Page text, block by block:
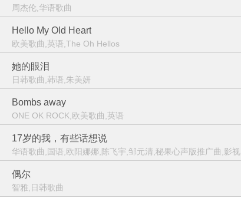
周杰伦,华语歌曲
Hello My Old Heart
欧美歌曲,英语,The Oh Hellos
她的眼泪
日韩歌曲,韩语,朱美妍
Bombs away
ONE OK ROCK,欧美歌曲,英语
17岁的我，有些话想说
华语歌曲,国语,欧阳娜娜,陈飞宇,邹元清,秘果心声版推广曲,影视
偶尔
智雅,日韩歌曲